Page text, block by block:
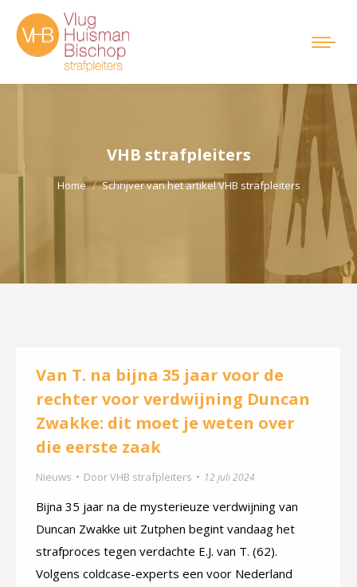
VHB strafpleiters
Je bent hier:
Home Schrijver van het artikel VHB strafpleiters
Van T. na bijna 35 jaar voor de
rechter voor verdwijning Duncan
Zwakke: dit moet je weten over
die eerste zaak
Nieuws DoorVHB strafpleiters 12 juli 2024
Bijna 35 jaar na de mysterieuze verdwijning van
Duncan Zwakke uit Zutphen begint vandaag het
strafproces tegen verdachte E.J. van T. (62).
Volgens coldcase-experts een voor Nederland